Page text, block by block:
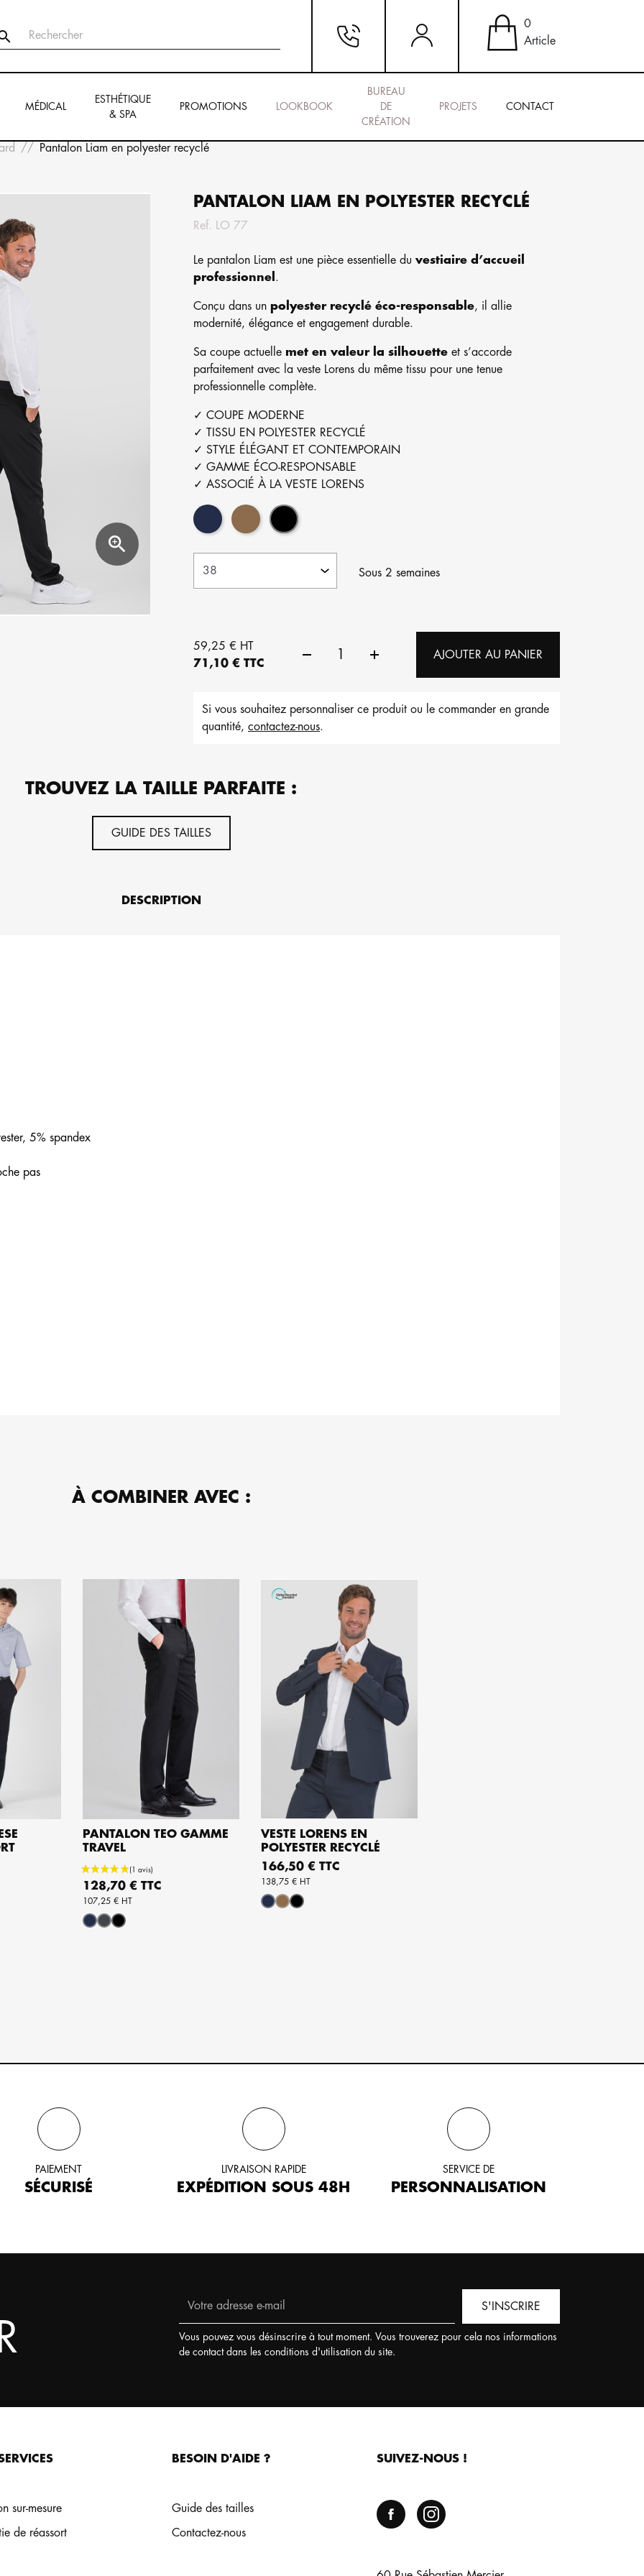
0
Article
MÉDICAL
ESTHÉTIQUE
& SPA
PROMOTIONS LOOKBOOK
BUREAU
DE
CRÉATION
PROJETS CONTACT
Pantalon Liam en polyester recyclé

PANTALON LIAM EN POLYESTER RECYCLÉ
Ref. LO 77
Le pantalon Liam est une pièce essentielle du vestiaire d’accueil
professionnel .
Conçu dans un polyester recyclé éco-responsable, il allie
modernité, élégance et engagement durable.
Sa coupe actuelle met en valeur la silhouette et s’accorde
parfaitement avec la veste Lorens du même tissu pour une tenue
professionnelle complète.
✓ COUPE MODERNE
✓ TISSU EN POLYESTER RECYCLÉ
✓ STYLE ÉLÉGANT ET CONTEMPORAIN
✓ GAMME ÉCO-RESPONSABLE
✓ ASSOCIÉ À LA VESTE LORENS
Marine Beige Noir
Sous 2 semaines
59,25 € HT
71,10 € TTC
AJOUTER AU PANIER
Si vous souhaitez personnaliser ce produit ou le commander en grande
quantité, contactez-nous.
TROUVEZ LA TAILLE PARFAITE :
GUIDE DES TAILLES
DESCRIPTION
5% spandex
pas
À COMBINER AVEC :
AJOUTER AU PANIER
PANTALON TEO GAMME
TRAVEL
Prix
128,70 € TTC
107,25 € HT
Marine
GrisNoir
AJOUTER AU PANIER
VESTE LORENS EN
POLYESTER RECYCLÉ
Prix
166,50 € TTC
138,75 € HT
Marine
Beige
Noir
PAIEMENT
SÉCURISÉ
LIVRAISON RAPIDE
EXPÉDITION SOUS 48H
SERVICE DE
PERSONNALISATION
S'INSCRIRE
Vous pouvez vous désinscrire à tout moment. Vous trouverez pour cela nos informations
de contact dans les conditions d'utilisation du site.
sur-mesure
de réassort
BESOIN D'AIDE ?
Guide des tailles
Contactez-nous
SUIVEZ-NOUS !